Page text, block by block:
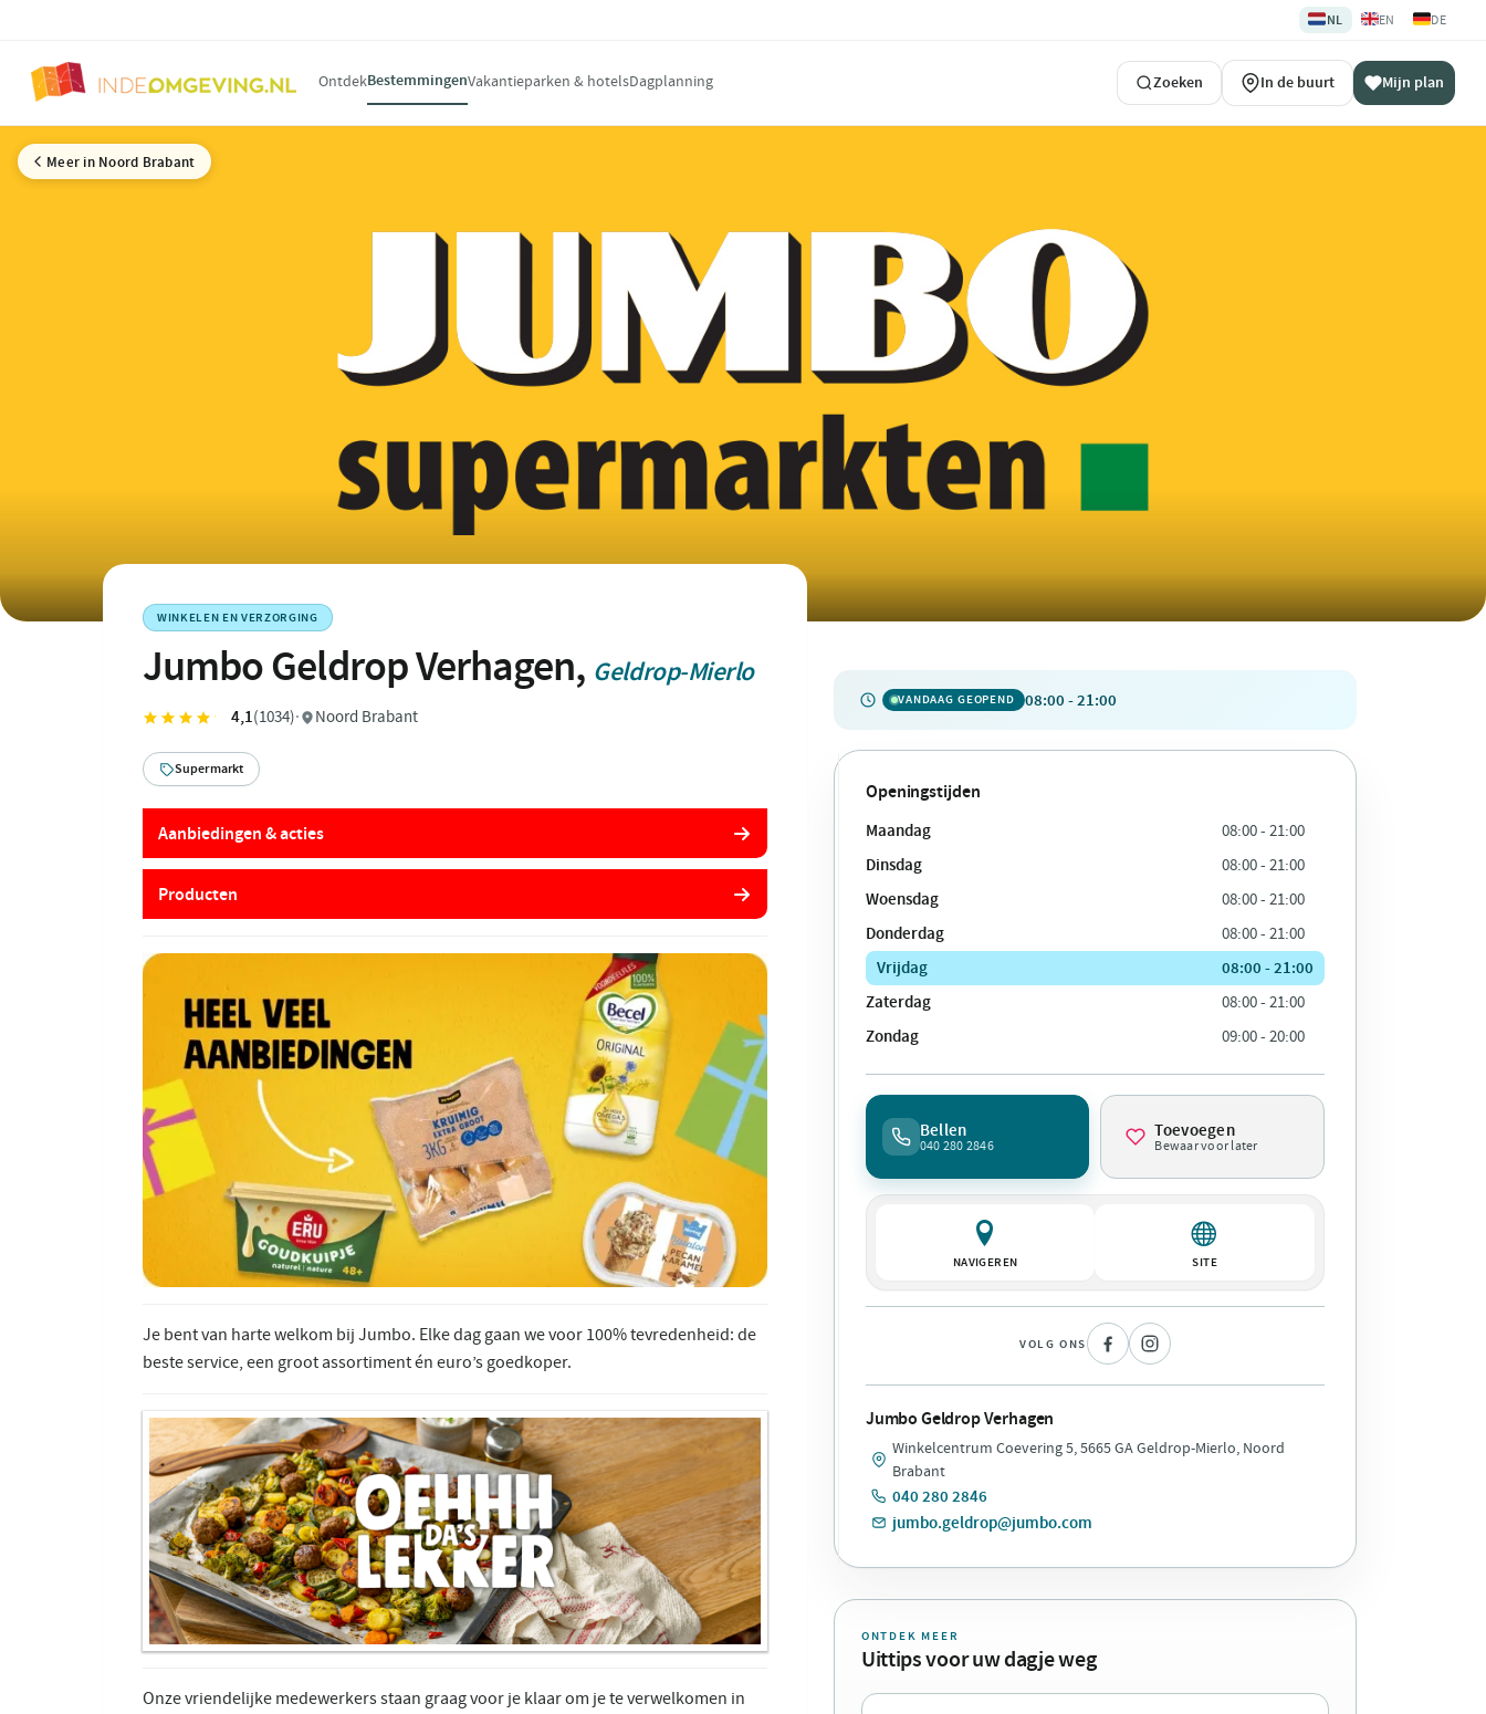
🇳🇱NL 🇬🇧EN 🇩🇪DE
OntdekBestemmingenVakantieparken & hotelsDagplanning Zoeken In de buurt Mijn plan
Meer in Noord Brabant
WINKELEN EN VERZORGING
Jumbo Geldrop Verhagen, Geldrop-Mierlo
4,1(1034)· Noord Brabant
Supermarkt
Aanbiedingen & acties
Producten
Je bent van harte welkom bij Jumbo. Elke dag gaan we voor 100% tevredenheid: de
beste service, een groot assortiment én euro’s goedkoper.
Onze vriendelijke medewerkers staan graag voor je klaar om je te verwelkomen in
VANDAAG GEOPEND 08:00 - 21:00
Openingstijden
Maandag 08:00 - 21:00
Dinsdag 08:00 - 21:00
Woensdag 08:00 - 21:00
Donderdag 08:00 - 21:00
Vrijdag
08:00 - 21:00
Zaterdag
08:00 - 21:00
Zondag 09:00 - 20:00
Bellen
040 280 2846
Toevoegen
Bewaar voor later
NAVIGEREN SITE
VOLG ONS
Jumbo Geldrop Verhagen
Winkelcentrum Coevering 5, 5665 GA Geldrop-Mierlo, Noord
Brabant
040 280 2846
jumbo.geldrop@jumbo.com
ONTDEK MEER
Uittips voor uw dagje weg